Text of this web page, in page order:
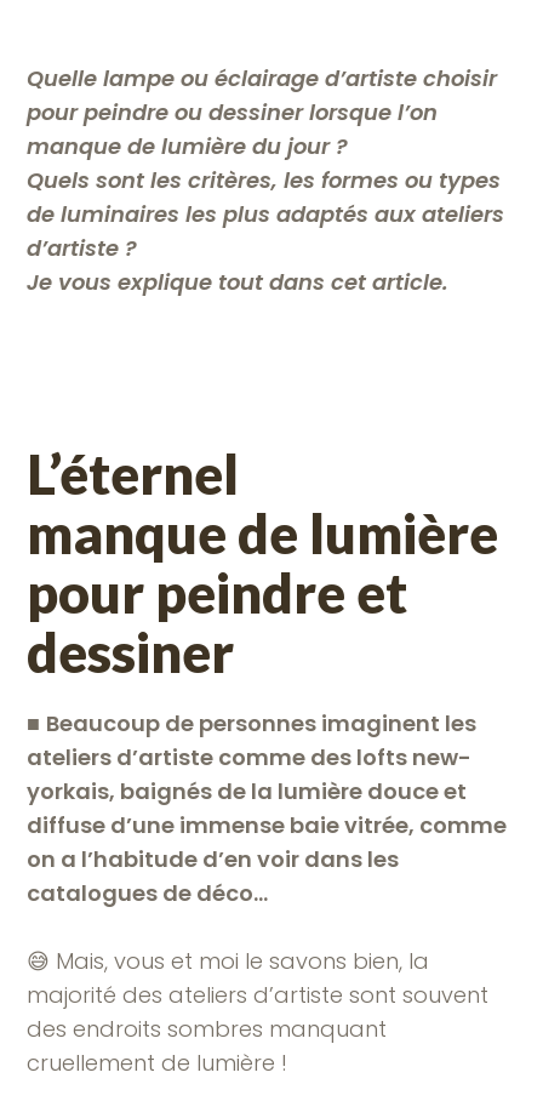
Quelle lampe ou éclairage d’artiste choisir
pour peindre ou dessiner lorsque l’on
manque de lumière du jour ?
Quels sont les critères, les formes ou types
de luminaires les plus adaptés aux ateliers
d’artiste ?
Je vous explique tout dans cet article.
L’éternel
manque de lumière
pour peindre et
dessiner
■ Beaucoup de personnes imaginent les
ateliers d’artiste comme des lofts new-
yorkais, baignés de la lumière douce et
diffuse d’une immense baie vitrée, comme
on a l’habitude d’en voir dans les
catalogues de déco…
😅 Mais, vous et moi le savons bien, la
majorité des ateliers d’artiste sont souvent
des endroits sombres manquant
cruellement de lumière !